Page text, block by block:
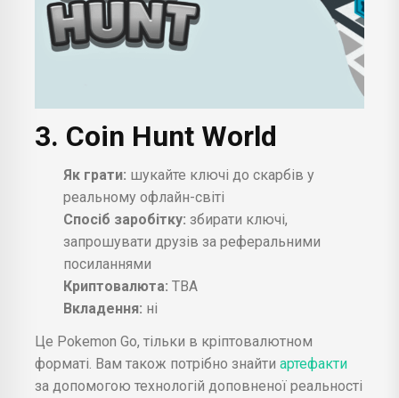
3. Coin Hunt World
Як грати: шукайте ключі до скарбів у
реальному офлайн-світі
Спосіб заробітку: збирати ключі,
запрошувати друзів за реферальними
посиланнями
Криптовалюта: ТВА
Вкладення: ні
Це Pokemon Go, тільки в кріптовалютном
форматі. Вам також потрібно знайти артефакти
за допомогою технологій доповненої реальності